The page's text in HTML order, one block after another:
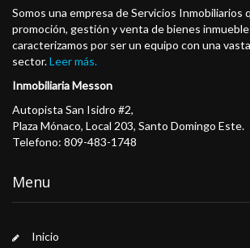
Somos una empresa de Servicios Inmobiliarios
promoción, gestión y venta de bienes
caracterizamos por ser un equipo con una
sector.Leer más.
Inmobiliaria Messon
Autopista San Isidro #2,
Plaza Mónaco, Local 203, Santo Domingo Este.
Telefono: 809-483-1748
Menu
Inicio